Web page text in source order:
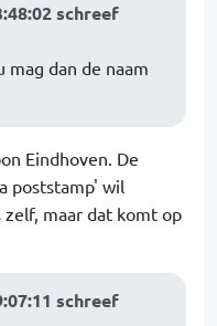
schreef
dan de naam
Eindhoven. De
poststamp' wil
zelf, maar dat komt op
schreef